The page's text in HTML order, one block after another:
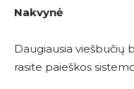
Nakvynė
Daugiausia viešbučių
rasite paieškos